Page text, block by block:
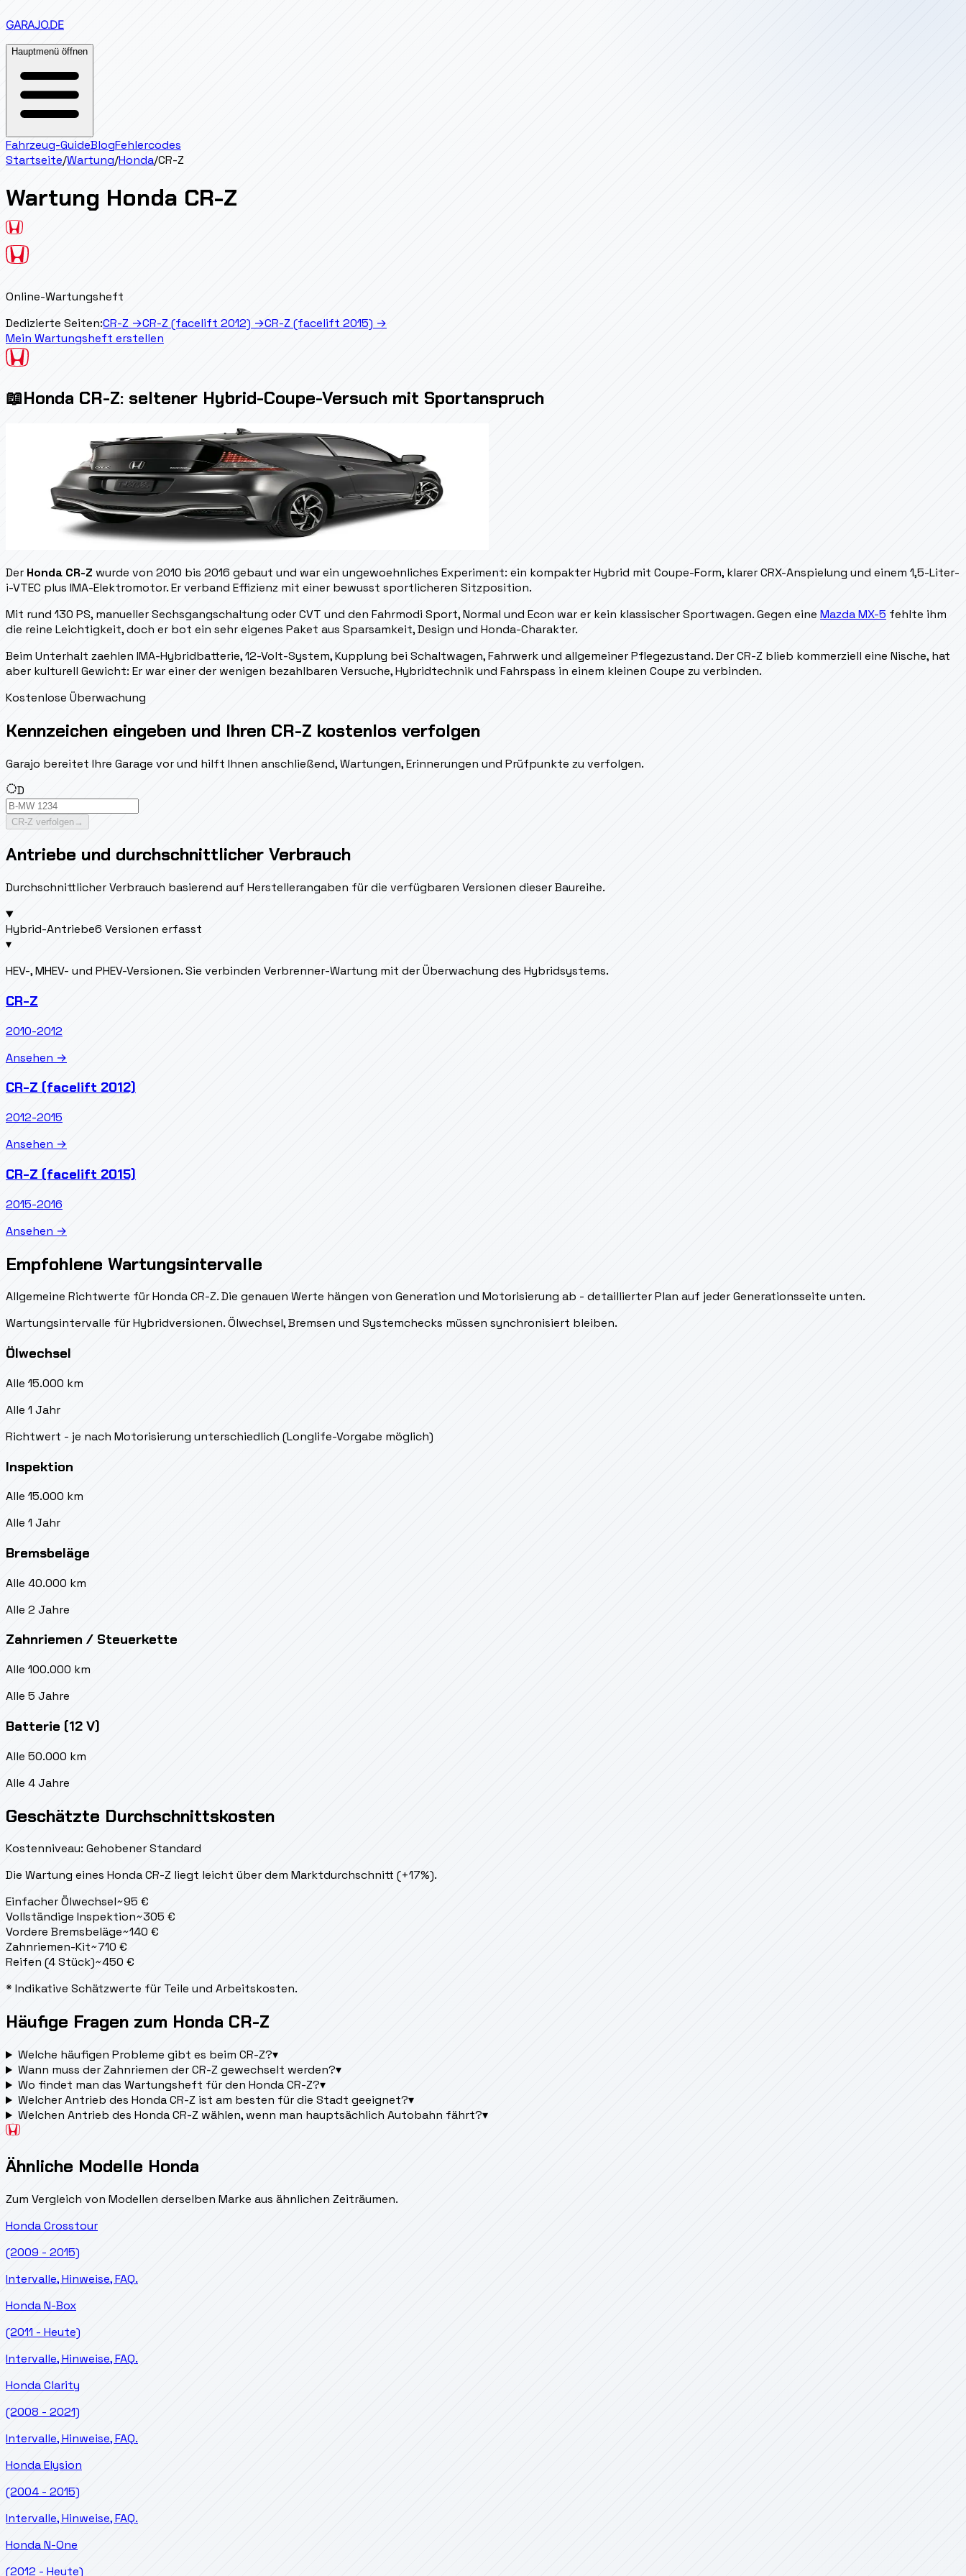
GARAJO.DE
Hauptmenü öffnen
Fahrzeug-GuideBlogFehlercodes
Startseite/Wartung/Honda/CR-Z
Wartung Honda CR-Z
Online-Wartungsheft
Dedizierte Seiten:CR-Z →CR-Z (facelift 2012) →CR-Z (facelift 2015) →
Mein Wartungsheft erstellen
📖Honda CR-Z: seltener Hybrid-Coupe-Versuch mit Sportanspruch
Der Honda CR-Z wurde von 2010 bis 2016 gebaut und war ein ungewoehnliches Experiment: ein kompakter Hybrid mit Coupe-Form, klarer CRX-Anspielung und einem 1,5-Liter-
i-VTEC plus IMA-Elektromotor. Er verband Effizienz mit einer bewusst sportlicheren Sitzposition.
Mit rund 130 PS, manueller Sechsgangschaltung oder CVT und den Fahrmodi Sport, Normal und Econ war er kein klassischer Sportwagen. Gegen eine Mazda MX-5 fehlte ihm
die reine Leichtigkeit, doch er bot ein sehr eigenes Paket aus Sparsamkeit, Design und Honda-Charakter.
Beim Unterhalt zaehlen IMA-Hybridbatterie, 12-Volt-System, Kupplung bei Schaltwagen, Fahrwerk und allgemeiner Pflegezustand. Der CR-Z blieb kommerziell eine Nische, hat
aber kulturell Gewicht: Er war einer der wenigen bezahlbaren Versuche, Hybridtechnik und Fahrspass in einem kleinen Coupe zu verbinden.
Kostenlose Überwachung
Kennzeichen eingeben und Ihren CR-Z kostenlos verfolgen
Garajo bereitet Ihre Garage vor und hilft Ihnen anschließend, Wartungen, Erinnerungen und Prüfpunkte zu verfolgen.
D
CR-Z verfolgen →
Antriebe und durchschnittlicher Verbrauch
Durchschnittlicher Verbrauch basierend auf Herstellerangaben für die verfügbaren Versionen dieser Baureihe.
Hybrid-Antriebe6 Versionen erfasst
▾
HEV-, MHEV- und PHEV-Versionen. Sie verbinden Verbrenner-Wartung mit der Überwachung des Hybridsystems.
CR-Z
2010-2012
Ansehen →
CR-Z (facelift 2012)
2012-2015
Ansehen →
CR-Z (facelift 2015)
2015-2016
Ansehen →
Empfohlene Wartungsintervalle
Allgemeine Richtwerte für Honda CR-Z. Die genauen Werte hängen von Generation und Motorisierung ab - detaillierter Plan auf jeder Generationsseite unten.
Wartungsintervalle für Hybridversionen. Ölwechsel, Bremsen und Systemchecks müssen synchronisiert bleiben.
Ölwechsel
Alle 15.000 km
Alle 1 Jahr
Richtwert - je nach Motorisierung unterschiedlich (Longlife-Vorgabe möglich)
Inspektion
Alle 15.000 km
Alle 1 Jahr
Bremsbeläge
Alle 40.000 km
Alle 2 Jahre
Zahnriemen / Steuerkette
Alle 100.000 km
Alle 5 Jahre
Batterie (12 V)
Alle 50.000 km
Alle 4 Jahre
Geschätzte Durchschnittskosten
Kostenniveau: Gehobener Standard
Die Wartung eines Honda CR-Z liegt leicht über dem Marktdurchschnitt (+17%).
Einfacher Ölwechsel~95 €
Vollständige Inspektion~305 €
Vordere Bremsbeläge~140 €
Zahnriemen-Kit~710 €
Reifen (4 Stück)~450 €
* Indikative Schätzwerte für Teile und Arbeitskosten.
Häufige Fragen zum Honda CR-Z
Welche häufigen Probleme gibt es beim CR-Z?▾
Wann muss der Zahnriemen der CR-Z gewechselt werden?▾
Wo findet man das Wartungsheft für den Honda CR-Z?▾
Welcher Antrieb des Honda CR-Z ist am besten für die Stadt geeignet?▾
Welchen Antrieb des Honda CR-Z wählen, wenn man hauptsächlich Autobahn fährt?▾
Ähnliche Modelle Honda
Zum Vergleich von Modellen derselben Marke aus ähnlichen Zeiträumen.
HondaCrosstour
(2009 - 2015)
Intervalle, Hinweise, FAQ.
HondaN-Box
(2011 - Heute)
Intervalle, Hinweise, FAQ.
HondaClarity
(2008 - 2021)
Intervalle, Hinweise, FAQ.
HondaElysion
(2004 - 2015)
Intervalle, Hinweise, FAQ.
HondaN-One
(2012 - Heute)